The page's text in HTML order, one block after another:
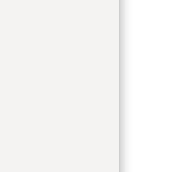
，全
苗
美国